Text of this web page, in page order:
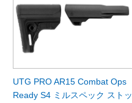
UTG PRO AR15 Combat Ops
Ready S4 ミルスペック ストッ